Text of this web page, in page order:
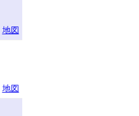
地図
地図